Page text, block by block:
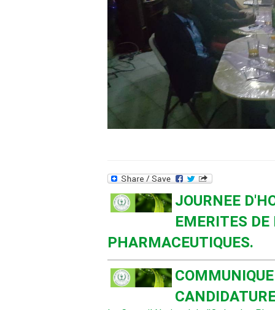
JOURNEE
EMERITES DE
PHARMACEUTIQUES.